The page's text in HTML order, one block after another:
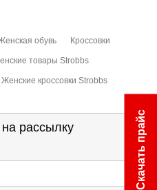
обувь Кроссовки
товары Strobbs
Женские кроссовки Strobbs
рассылку Скачать прайс